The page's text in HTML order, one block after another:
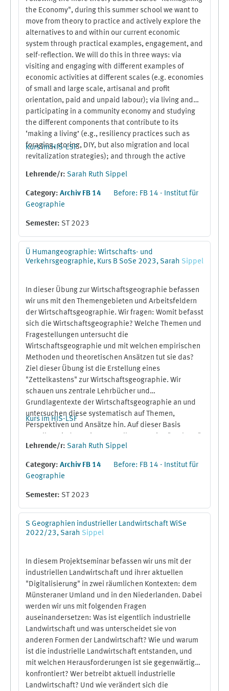
the Economy", during this summer school we want to
move from theory to practice and actively explore the
alternatives to and within our current economic
system through practical examples, engagement, and
self-reflection. We will do this in three ways: via
visiting and engaging with different examples of
economic activities at different scales (e.g. economies
of small and large scale, artisanal and profit
orientation, paid and unpaid labour); via living and
participating in a community economy and studying
the different components that contribute to its
‘making a living’ (e.g., resiliency practices such as
foraging, storing, DIY, but also migration and local
revitalization strategies); and through the active
part of our summer school. Key aspects of the summer
school will be field trips; for example to a small scale
artisanal wine producer and a home made wine
operation and a small scale industrial cheese factory;
or examples of permaculture, homesteading, and
family run olive productions. We will also talk to local
people about their house-holding, cooperation,
and in families. The summer school will take place for
two weeks in the region of Molise, Italy, from22
September till 2 Oktober 2023.
Kurs im HIS-LSF
Lehrende/r: Sarah Ruth Sippel
Category: Archiv FB 14
Before: FB 14 - Institut für
Geographie
Semester: ST 2023
Ü Humangeographie: Wirtschafts- und
Verkehrsgeographie, Kurs B SoSe 2023, Sarah Sippel
In dieser Übung zur Wirtschaftsgeographie befassen
wir uns mit den Themengebieten und Arbeitsfeldern
der Wirtschaftsgeographie. Wir fragen: Womit befasst
sich die Wirtschaftsgeographie? Welche Themen und
Fragestellungen untersucht die
Wirtschaftsgeographie und mit welchen empirischen
Methoden und theoretischen Ansätzen tut sie das?
Ziel dieser Übung ist die Erstellung eines
"Zettelkastens" zur Wirtschaftsgeographie. Wir
schauen uns zentrale Lehrbücher und
Grundlagentexte der Wirtschaftsgeographie an und
untersuchen diese systematisch auf Themen,
Perspektiven und Ansätze hin. Auf dieser Basis
die Einsteiger:innen in die Wirtschaftsgeographie
Subdisziplin der Humangeographie erlaubt.
Kurs im HIS-LSF
Lehrende/r: Sarah Ruth Sippel
Category: Archiv FB 14
Before: FB 14 - Institut für
Geographie
Semester: ST 2023
S Geographien industrieller Landwirtschaft WiSe
2022/23, Sarah Sippel
In diesem Projektseminar befassen wir uns mit der
industriellen Landwirtschaft und ihrer aktuellen
"Digitalisierung" in zwei räumlichen Kontexten: dem
Münsteraner Umland und in den Niederlanden. Dabei
werden wir uns mit folgenden Fragen
auseinandersetzen: Was ist eigentlich industrielle
Landwirtschaft und was unterscheidet sie von
anderen Formen der Landwirtschaft? Wie und warum
ist die industrielle Landwirtschaft entstanden, und
mit welchen Herausforderungen ist sie gegenwärtig
konfrontiert? Wer betreibt aktuell industrielle
Landwirtschaft? Und wie verändert sich die